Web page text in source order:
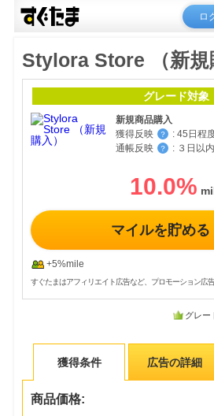
ロ
Stylora Store （新規
グレード対象
新規商品購入
獲得反映
？ : 45日程
通帳反映
？ : ３日以内
10.0%
マイルを貯める
+5%mile
すぐたまはアフィリエイト広告など、プロモーション広
グレー
獲得条件 広告の詳細
商品価格: